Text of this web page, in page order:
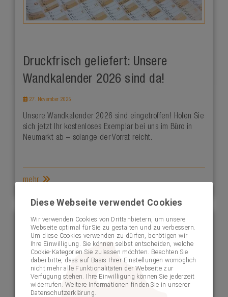
Druckfrisch geliefert: Unsere
Wandkalender 2026 sind da!
27. November 2025
Unsere Wandkalender 2026 sind eingetroffen! Holen Sie
sich jetzt Ihr kostenloses Exemplar bei uns im Büro in
Neumarkt ab – solange der Vorrat reicht.
mehr
Diese Webseite verwendet Cookies
Wir verwenden Cookies von Drittanbietern, um unsere
Webseite optimal für Sie zu gestalten und zu verbessern.
Um diese Cookies verwenden zu dürfen, benötigen wir
Ihre Einwilligung. Sie können selbst entscheiden, welche
Cookie-Kategorien Sie zulassen möchten. Beachten Sie
dabei bitte, dass auf Basis Ihrer Einstellungen womöglich
nicht mehr alle Funktionalitäten der Webseite zur
Verfügung stehen. Ihre Einwilligung können Sie jederzeit
widerrufen. Weitere Informationen finden Sie in unserer
Datenschutzerklärung.